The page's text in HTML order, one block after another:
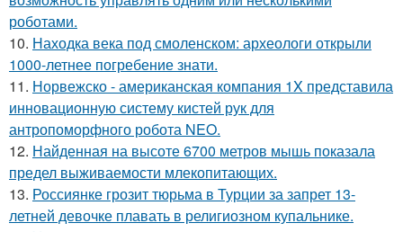
роботами.
10. Находка века под смоленском: археологи открыли
1000-летнее погребение знати.
11. Норвежско - американская компания 1X представила
инновационную систему кистей рук для
антропоморфного робота NEO.
12. Найденная на высоте 6700 метров мышь показала
предел выживаемости млекопитающих.
13. Россиянке грозит тюрьма в Турции за запрет 13-
летней девочке плавать в религиозном купальнике.